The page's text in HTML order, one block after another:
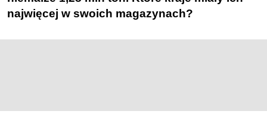
najwięcej w swoich magazynach?